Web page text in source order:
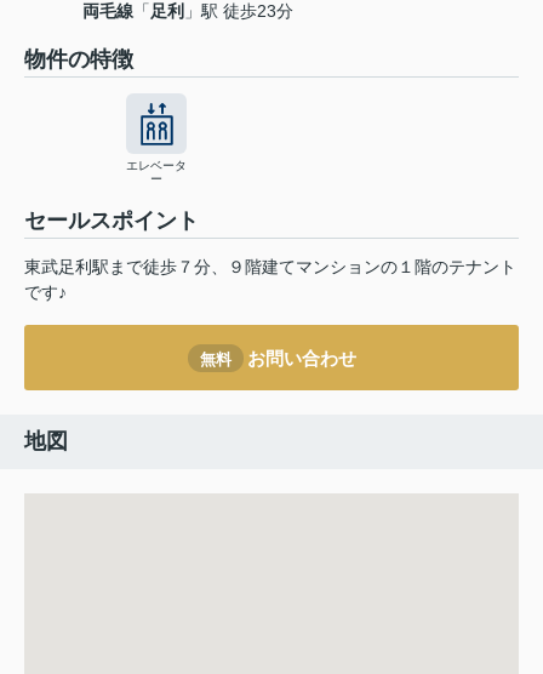
両毛線 「足利 」駅 徒歩23分
物件の特徴
エレベータ
ー
セールスポイント
東武足利駅まで徒歩７分、９階建てマンションの１階のテナント
です♪
無料 お問い合わせ
地図